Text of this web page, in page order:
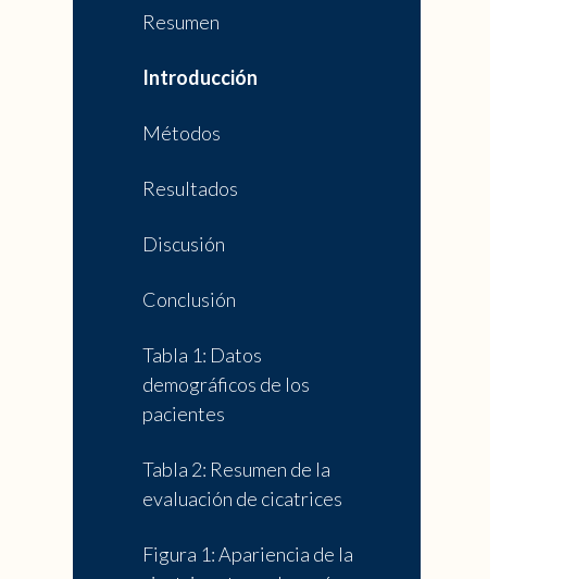
Resumen
Introducción
Métodos
Resultados
Discusión
Conclusión
Tabla 1: Datos
demográficos de los
pacientes
Tabla 2: Resumen de la
evaluación de cicatrices
Figura 1: Apariencia de la